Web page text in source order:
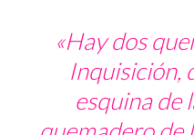
«Hay dos
Inquisición,
esquina de